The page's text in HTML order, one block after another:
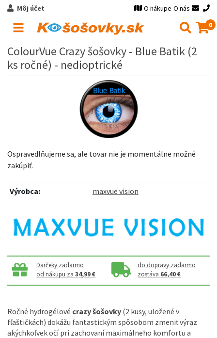
Môj účet O nákupe O nás
0
ColourVue Crazy šošovky - Blue Batik (2
ks ročné) - nedioptrické
Ospravedlňujeme sa, ale tovar nie je momentálne možné
zakúpiť.
Výrobca: maxvue vision
Darčeky zadarmo
od nákupu za34,99 €
do dopravy zadarmo
zostáva 66,40 €
Ročné hydrogélové crazy šošovky (2 kusy, uložené v
fľaštičkách) dokážu fantastickým spôsobom zmeniť výraz
akýchkoľvek očí pri zachovaní maximálneho komfortu a